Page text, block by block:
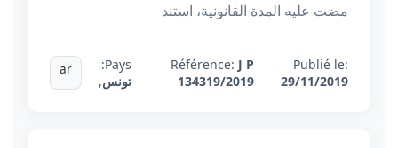
مضت عليه المدة القانونية، استند
Publié le:
29/11/2019
Référence: J P
134319/2019
Pays:
تونس,
ar